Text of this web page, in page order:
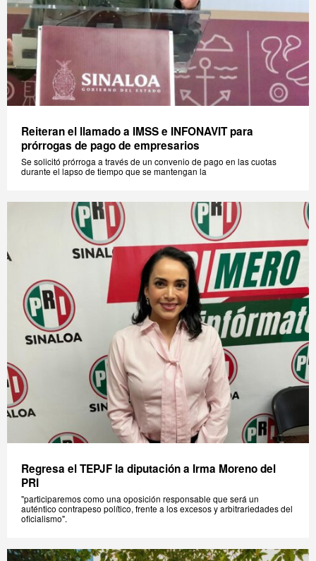
Reiteran el llamado a IMSS e INFONAVIT para
prórrogas de pago de empresarios
Se solicitó prórroga a través de un convenio de pago en las cuotas
durante el lapso de tiempo que se mantengan la
Regresa el TEPJF la diputación a Irma Moreno del
PRI
"participaremos como una oposición responsable que será un
auténtico contrapeso político, frente a los excesos y arbitrariedades del
oficialismo".